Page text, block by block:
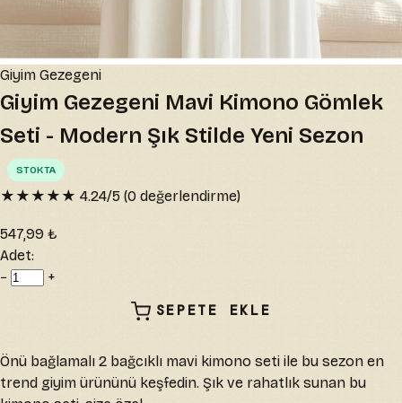
Giyim Gezegeni
Giyim Gezegeni Mavi Kimono Gömlek
Seti - Modern Şık Stilde Yeni Sezon
STOKTA
★★★★★ 4.24/5 (0 değerlendirme)
547,99 ₺
Adet:
−
+
SEPETE EKLE
Önü bağlamalı 2 bağcıklı mavi kimono seti ile bu sezon en
trend giyim ürününü keşfedin. Şık ve rahatlık sunan bu